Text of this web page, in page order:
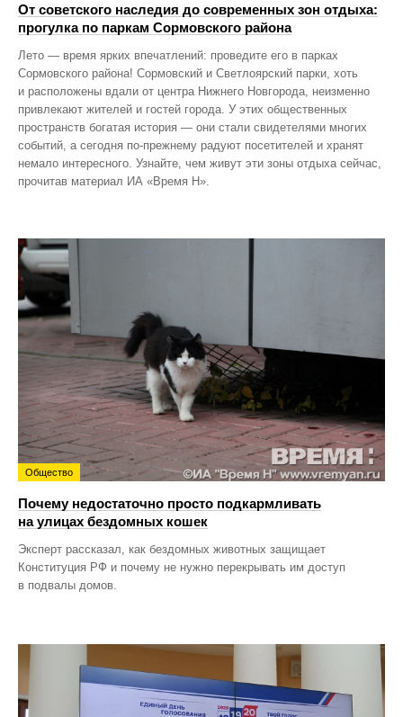
От советского наследия до современных зон отдыха:
прогулка по паркам Сормовского района
Лето — время ярких впечатлений: проведите его в парках
Сормовского района! Сормовский и Светлоярский парки, хоть
и расположены вдали от центра Нижнего Новгорода, неизменно
привлекают жителей и гостей города. У этих общественных
пространств богатая история — они стали свидетелями многих
событий, а сегодня по‑прежнему радуют посетителей и хранят
немало интересного. Узнайте, чем живут эти зоны отдыха сейчас,
прочитав материал ИА «Время Н».
Общество
Почему недостаточно просто подкармливать
на улицах бездомных кошек
Эксперт рассказал, как бездомных животных защищает
Конституция РФ и почему не нужно перекрывать им доступ
в подвалы домов.